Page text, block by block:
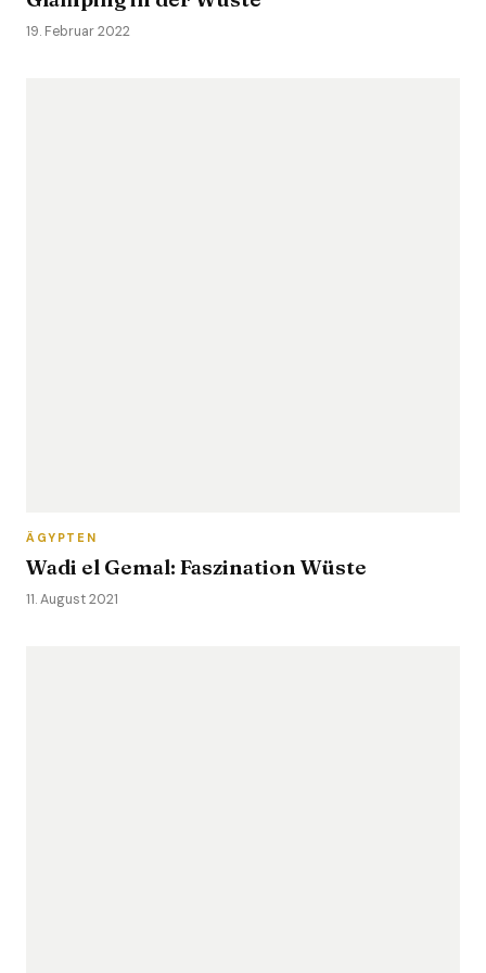
19. Februar 2022
ÄGYPTEN
Wadi el Gemal: Faszination Wüste
11. August 2021